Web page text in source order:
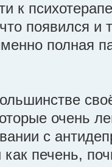
к
появился и
полная
очень
с
печень,